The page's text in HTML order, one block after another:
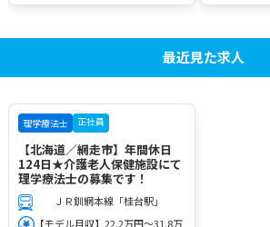
最近見た求人
理学療法士 正社員
【北海道／網走市】年間休日
124日★介護老人保健施設にて
理学療法士の募集です！
ＪＲ釧網本線「桂台駅」
【モデル月収】22.2万円～31.8万